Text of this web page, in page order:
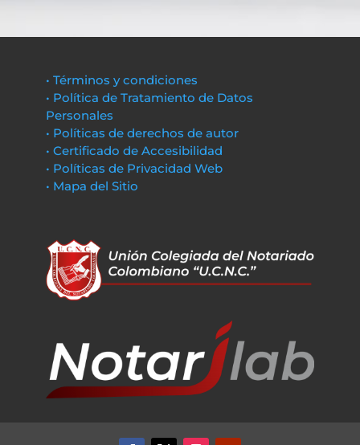
• Términos y condiciones
• Política de Tratamiento de Datos
Personales
• Políticas de derechos de autor
• Certificado de Accesibilidad
• Políticas de Privacidad Web
• Mapa del Sitio